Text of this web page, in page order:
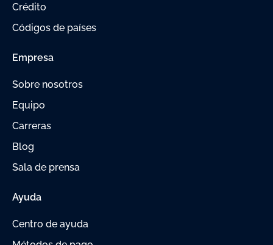
Crédito
Códigos de países
Empresa
Sobre nosotros
Equipo
Carreras
Blog
Sala de prensa
Ayuda
Centro de ayuda